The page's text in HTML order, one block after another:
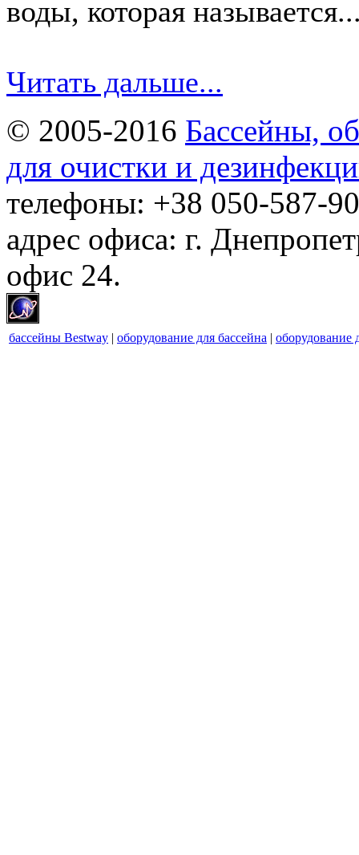
воды, которая
Читать дальше...
© 2005-2016 Бассейны,
для очистки и
телефоны: +38 050-587-
адрес офиса: г.
офис 24.
бассейны Bestway | оборудование для бассейна | оборудование